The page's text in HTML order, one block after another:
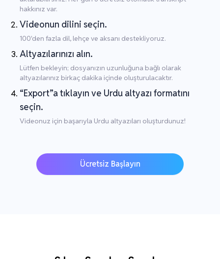
hakkınız var.
Videonun dilini seçin.
100'den fazla dil, lehçe ve aksanı destekliyoruz.
Altyazılarınızı alın.
Lütfen bekleyin; dosyanızın uzunluğuna bağlı olarak
altyazılarınız birkaç dakika içinde oluşturulacaktır.
“Export”a tıklayın ve Urdu altyazı formatını
seçin.
Videonuz için başarıyla Urdu altyazıları oluşturdunuz!
Ücretsiz Başlayın